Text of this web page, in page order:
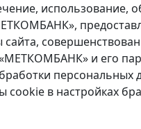
использование,
и его
cookie в настройках